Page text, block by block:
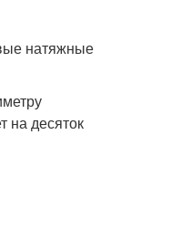
натяжные
на десяток